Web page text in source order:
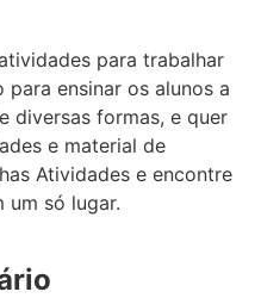
para trabalhar
ensinar os alunos a
diversas formas, e quer
e material de
Atividades e encontre
um só lugar.